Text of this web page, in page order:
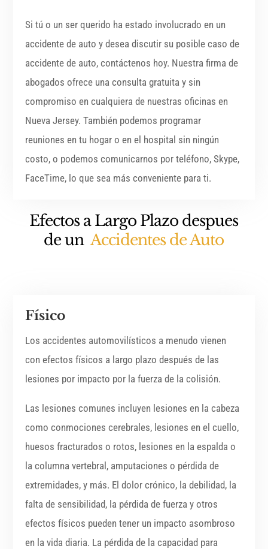
Si tú o un ser querido ha estado involucrado en un
accidente de auto y desea discutir su posible caso de
accidente de auto, contáctenos hoy. Nuestra firma de
abogados ofrece una consulta gratuita y sin
compromiso en cualquiera de nuestras oficinas en
Nueva Jersey. También podemos programar
reuniones en tu hogar o en el hospital sin ningún
costo, o podemos comunicarnos por teléfono, Skype,
FaceTime, lo que sea más conveniente para ti.
Efectos a Largo Plazo despues
de unAccidentes de Auto
Físico
Los accidentes automovilísticos a menudo vienen
con efectos físicos a largo plazo después de las
lesiones por impacto por la fuerza de la colisión.
Las lesiones comunes incluyen lesiones en la cabeza
como conmociones cerebrales, lesiones en el cuello,
huesos fracturados o rotos, lesiones en la espalda o
la columna vertebral, amputaciones o pérdida de
extremidades, y más. El dolor crónico, la debilidad, la
falta de sensibilidad, la pérdida de fuerza y ​​otros
efectos físicos pueden tener un impacto asombroso
en la vida diaria. La pérdida de la capacidad para